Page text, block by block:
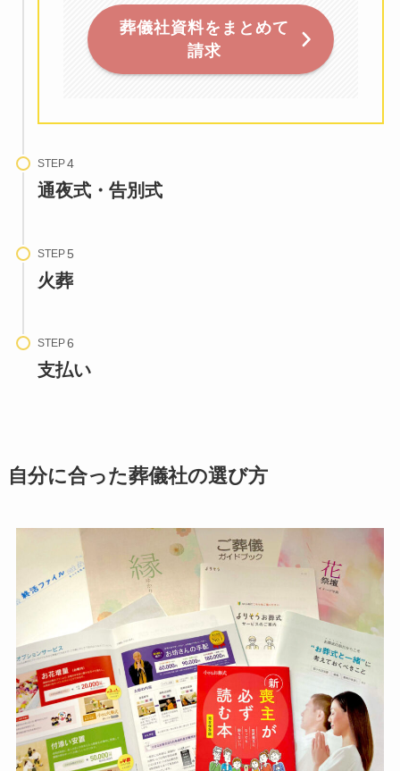
葬儀社資料をまとめて
請求
STEP
通夜式・告別式
STEP
火葬
STEP
支払い
自分に合った葬儀社の選び方